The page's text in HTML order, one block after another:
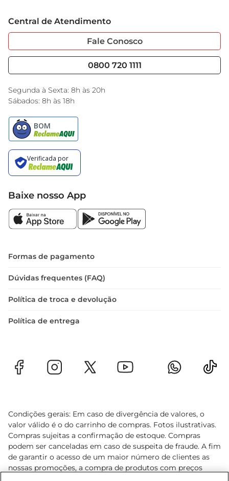
Sobre Privacidade
Portal do Fornecedo
Nossas Lojas
Garantia Estendida
Serviços
Black Friday
Encarte do Dia
Central de Atendimento
Fale Conosco
0800 720 1111
Segunda à Sexta: 8h às 20h
Sábados: 8h às 18h
Baixe nosso App
Formas de pagamento
Dúvidas frequentes (FAQ)
Política de troca e devolução
Política de entrega
Condições gerais: Em caso de divergência de valores, o
valor válido é o do carrinho de compras. Fotos ilustrativas.
Compras sujeitas a confirmação de estoque. Compras
podem ser canceladas em caso de suspeita de fraude. A fim
de garantir o acesso de um maior número de clientes as
nossas promoções, a compra de produtos com preços